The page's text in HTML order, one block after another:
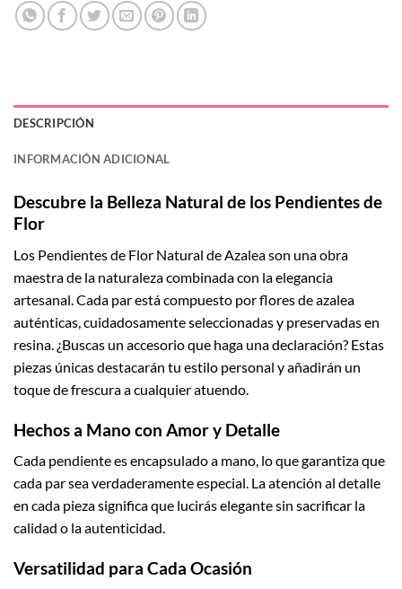
DESCRIPCIÓN
INFORMACIÓN ADICIONAL
Descubre la Belleza Natural de los Pendientes de
Flor
Los Pendientes de Flor Natural de Azalea son una obra
maestra de la naturaleza combinada con la elegancia
artesanal. Cada par está compuesto por flores de azalea
auténticas, cuidadosamente seleccionadas y preservadas en
resina. ¿Buscas un accesorio que haga una declaración? Estas
piezas únicas destacarán tu estilo personal y añadirán un
toque de frescura a cualquier atuendo.
Hechos a Mano con Amor y Detalle
Cada pendiente es encapsulado a mano, lo que garantiza que
cada par sea verdaderamente especial. La atención al detalle
en cada pieza significa que lucirás elegante sin sacrificar la
calidad o la autenticidad.
Versatilidad para Cada Ocasión